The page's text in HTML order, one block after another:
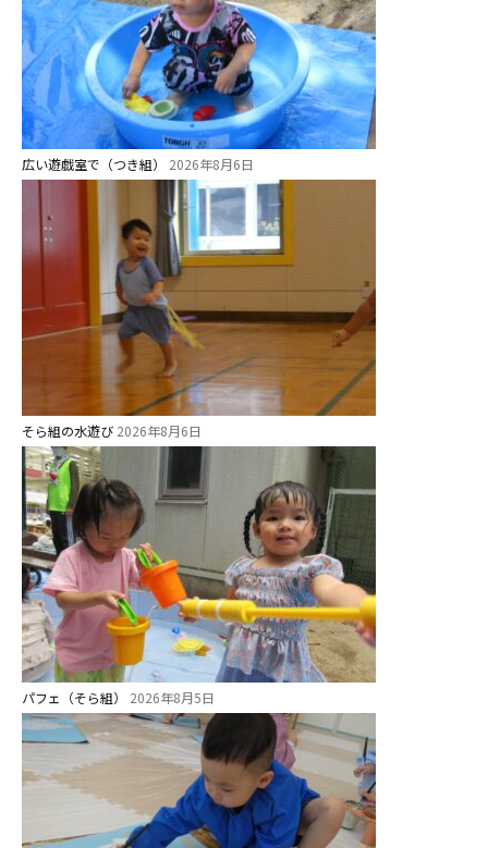
広い遊戯室で（つき組） 2026年8月6日
そら組の水遊び 2026年8月6日
パフェ（そら組） 2026年8月5日
お知らせ
今日の幼稚園
園児募集要項